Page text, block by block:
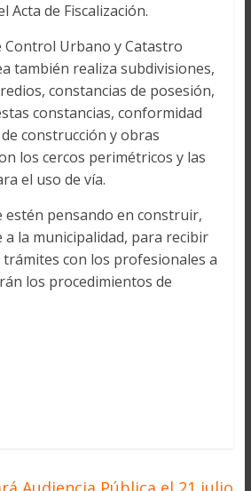
Acta de Fiscalización.
Control Urbano y Catastro
también realiza subdivisiones,
constancias de posesión,
constancias, conformidad
construcción y obras
los cercos perimétricos y las
el uso de vía.
estén pensando en construir,
a la municipalidad, para recibir
trámites con los profesionales a
los procedimientos de